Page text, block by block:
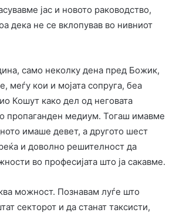
јас и новото раководство,
дека не се вклопував во нивниот
само неколку дена пред Божик,
меѓу кои и мојата сопруга, беа
Кошут како дел од неговата
пропаганден медиум. Тогаш имавме
имаше девет, а другото шест
и доволно решителност да
во професијата што ја сакавме.
можност. Познавам луѓе што
секторот и да станат таксисти,